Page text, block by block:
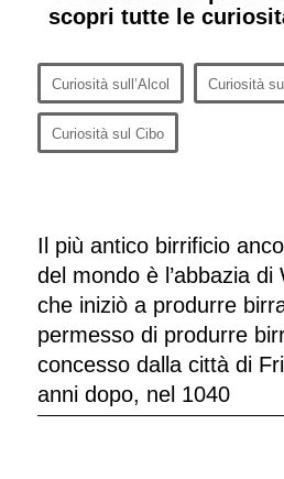
scopri tutte le
Curiosità sull’Alcol Curiosità
Curiosità sul Cibo
Il più antico birrificio
del mondo è l’abbazia di
che iniziò a produrre
permesso di produrre
concesso dalla città di
anni dopo, nel 1040